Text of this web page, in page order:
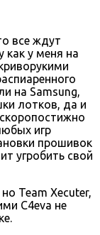
все ждут
у меня на
на Samsung,
лотков, да и
игр
прошивок
угробить свой
Team Xecuter,
C4eva не